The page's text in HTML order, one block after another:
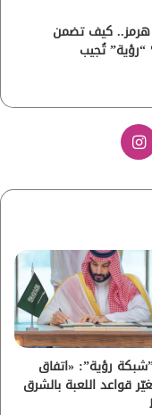
هرمز.. كيف تضمن
“رؤية” تُجيب
ت
ق
ر
ا
م
رؤية”: «اتفاق
قواعد اللعبة بالشرق